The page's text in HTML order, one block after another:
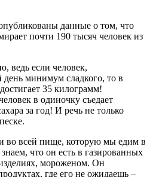
данные о том, что
почти 190 тысяч человек из
ведь если человек,
минимум сладкого, то в
35 килограмм!
в одиночку съедает
за год! И речь не только
во всей пище, которую мы едим в
что он есть в газированных
мороженом. Он
где его не ожидаешь –